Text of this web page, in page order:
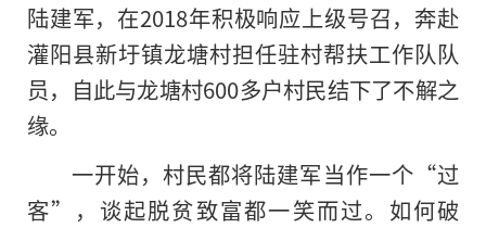
陆建军，在2018年积极响应上级号召，奔赴
灌阳县新圩镇龙塘村担任驻村帮扶工作队队
员，自此与龙塘村600多户村民结下了不解之
缘。
一开始，村民都将陆建军当作一个“过
客”，谈起脱贫致富都一笑而过。如何破